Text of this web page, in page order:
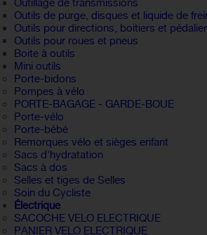
Outillage de transmissions
Outils de purge, disques et liquide de
Outils pour directions, boitiers et
Outils pour roues et pneus
Boite à outils
Mini outils
Porte-bidons
Pompes à vélo
PORTE-BAGAGE - GARDE-BOUE
Porte-vélo
Porte-bébé
Remorques vélo et sièges enfant
Sacs d'hydratation
Sacs à dos
Selles et tiges de Selles
Soin du Cycliste
Électrique
SACOCHE VELO ELECTRIQUE
PANIER VELO ELECTRIQUE